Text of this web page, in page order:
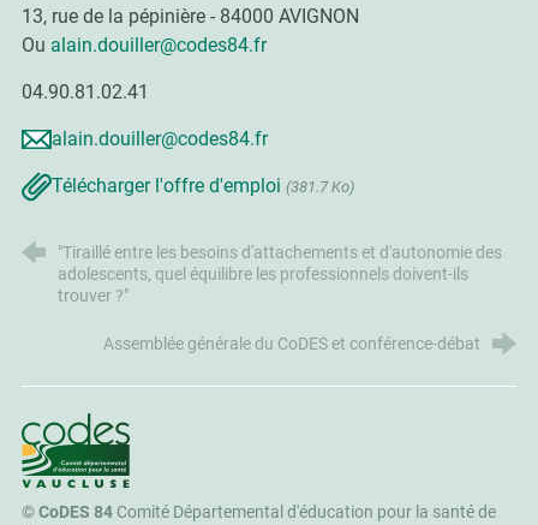
13, rue de la pépinière - 84000 AVIGNON
Ou alain.douiller@codes84.fr
04.90.81.02.41
alain.douiller@codes84.fr
Télécharger l'offre d'emploi (381.7 Ko)
"Tiraillé entre les besoins d'attachements et d'autonomie des
adolescents, quel équilibre les professionnels doivent-ils
trouver ?"
Assemblée générale du CoDES et conférence-débat
CoDES 84
©CoDES 84Comité Départemental d'éducation pour la santé de